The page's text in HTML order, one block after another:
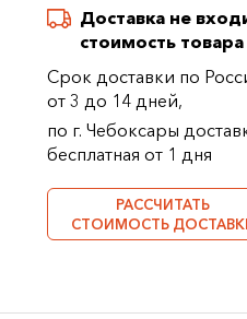
Доставка не
стоимость товара
Срок доставки по
от 3 до 14 дней,
по г. Чебоксары
бесплатная от 1 дня
РАССЧИТАТЬ
СТОИМОСТЬ